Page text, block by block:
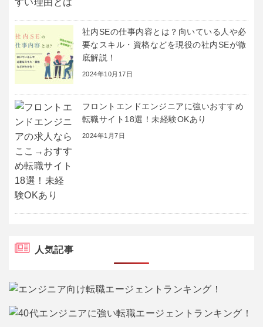
社内SEの仕事内容とは？向いている人や必
要なスキル・資格などを現役の社内SEが徹
底解説！
2024年10月17日
フロントエンドエンジニアに強いおすすめ
転職サイト18選！未経験OKあり
2024年1月7日
人気記事